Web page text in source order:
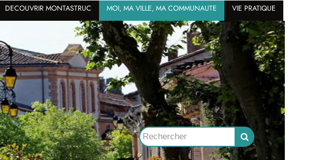
DECOUVRIR MONTASTRUC MOI, MA VILLE, MA COMMUNAUTE VIE PRATIQUE